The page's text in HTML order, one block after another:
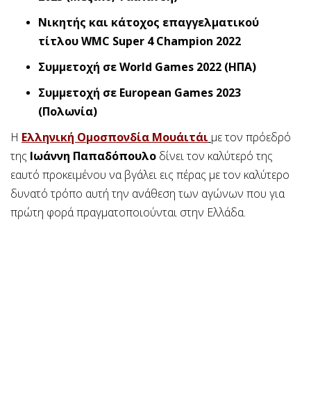
Νικητής και κάτοχος επαγγελματικού
τίτλου WMC Super 4 Champion 2022
Συμμετοχή σε World Games 2022 (ΗΠΑ)
Συμμετοχή σε European Games 2023
(Πολωνία)
Η Ελληνική Ομοσπονδία Μουάιτάι με τον πρόεδρό
της Ιωάννη Παπαδόπουλο δίνει τον καλύτερό της
εαυτό προκειμένου να βγάλει εις πέρας με τον καλύτερο
δυνατό τρόπο αυτή την ανάθεση των αγώνων που για
πρώτη φορά πραγματοποιούνται στην Ελλάδα.